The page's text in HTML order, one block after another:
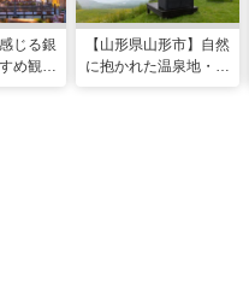
じる銀
め観光
【山形県山形市】自然
に抱かれた温泉地・蔵